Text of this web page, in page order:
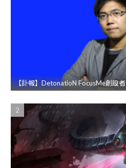
【訃報】DetonatioN FocusMe創設